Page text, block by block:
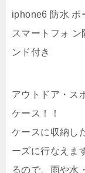
iphone6 防水 ポ
スマートフォ
ンド付き
アウトドア・ス
ケース！！
ケースに収納し
ーズに行なえま
るので、雨や水